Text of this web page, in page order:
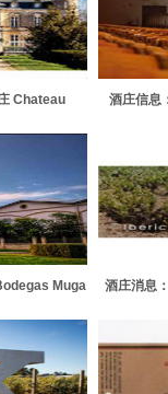
Chateau
酒庄信息
Muga
酒庄消息